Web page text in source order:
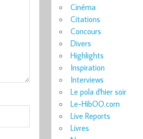
Cinéma
Citations
Concours
Divers
Highlights
Inspiration
Interviews
Le pola d'hier soir
Le-HibOO.com
Live Reports
Livres